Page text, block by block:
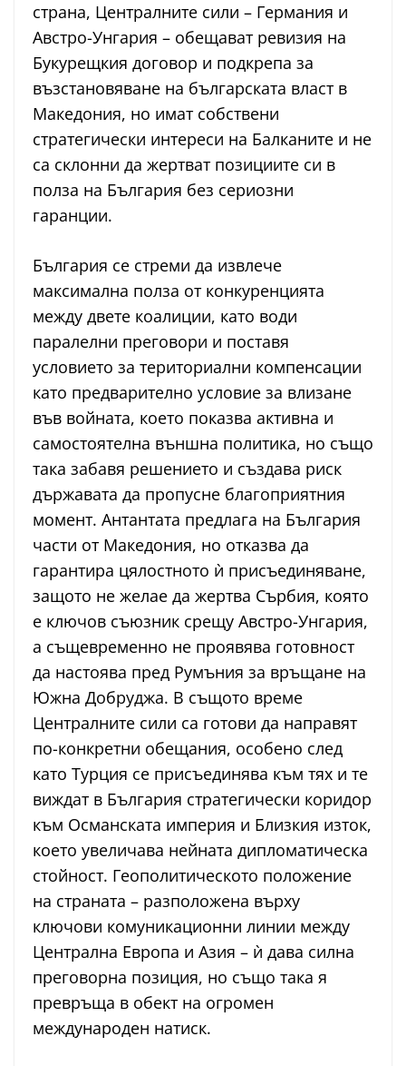
страна, Централните сили – Германия и
Австро-Унгария – обещават ревизия на
Букурещкия договор и подкрепа за
възстановяване на българската власт в
Македония, но имат собствени
стратегически интереси на Балканите и не
са склонни да жертват позициите си в
полза на България без сериозни
гаранции.
България се стреми да извлече
максимална полза от конкуренцията
между двете коалиции, като води
паралелни преговори и поставя
условието за териториални компенсации
като предварително условие за влизане
във войната, което показва активна и
самостоятелна външна политика, но също
така забавя решението и създава риск
държавата да пропусне благоприятния
момент. Антантата предлага на България
части от Македония, но отказва да
гарантира цялостното ѝ присъединяване,
защото не желае да жертва Сърбия, която
е ключов съюзник срещу Австро-Унгария,
а същевременно не проявява готовност
да настоява пред Румъния за връщане на
Южна Добруджа. В същото време
Централните сили са готови да направят
по-конкретни обещания, особено след
като Турция се присъединява към тях и те
виждат в България стратегически коридор
към Османската империя и Близкия изток,
което увеличава нейната дипломатическа
стойност. Геополитическото положение
на страната – разположена върху
ключови комуникационни линии между
Централна Европа и Азия – ѝ дава силна
преговорна позиция, но също така я
превръща в обект на огромен
международен натиск.